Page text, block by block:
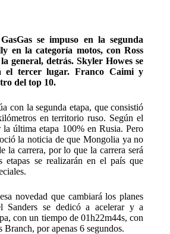
se impuso en la segunda
en la categoría motos, con Ross
general, detrás. Skyler Howes se
el tercer lugar. Franco Caimi y
del top 10.
con la segunda etapa, que consistió
en territorio ruso. Según el
última etapa 100% en Rusia. Pero
la noticia de que Mongolia ya no
la carrera, por lo que la carrera será
etapas se realizarán en el país que
novedad que cambiará los planes
Sanders se dedicó a acelerar y a
con un tiempo de 01h22m44s, con
Branch, por apenas 6 segundos.